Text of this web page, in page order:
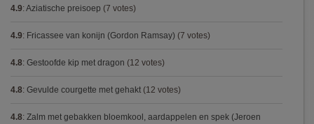
4.9: Aziatische preisoep (7 votes)
4.9: Fricassee van konijn (Gordon Ramsay) (7 votes)
4.8: Gestoofde kip met dragon (12 votes)
4.8: Gevulde courgette met gehakt (12 votes)
4.8: Zalm met gebakken bloemkool, aardappelen en spek (Jeroen